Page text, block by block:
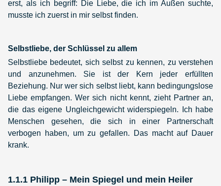
erst, als ich begriff: Die Liebe, die ich im Außen suchte,
musste ich zuerst in mir selbst finden.
Selbstliebe, der Schlüssel zu allem
Selbstliebe bedeutet, sich selbst zu kennen, zu verstehen
und anzunehmen. Sie ist der Kern jeder erfüllten
Beziehung. Nur wer sich selbst liebt, kann bedingungslose
Liebe empfangen. Wer sich nicht kennt, zieht Partner an,
die das eigene Ungleichgewicht widerspiegeln. Ich habe
Menschen gesehen, die sich in einer Partnerschaft
verbogen haben, um zu gefallen. Das macht auf Dauer
krank.
1.1.1 Philipp – Mein Spiegel und mein Heiler